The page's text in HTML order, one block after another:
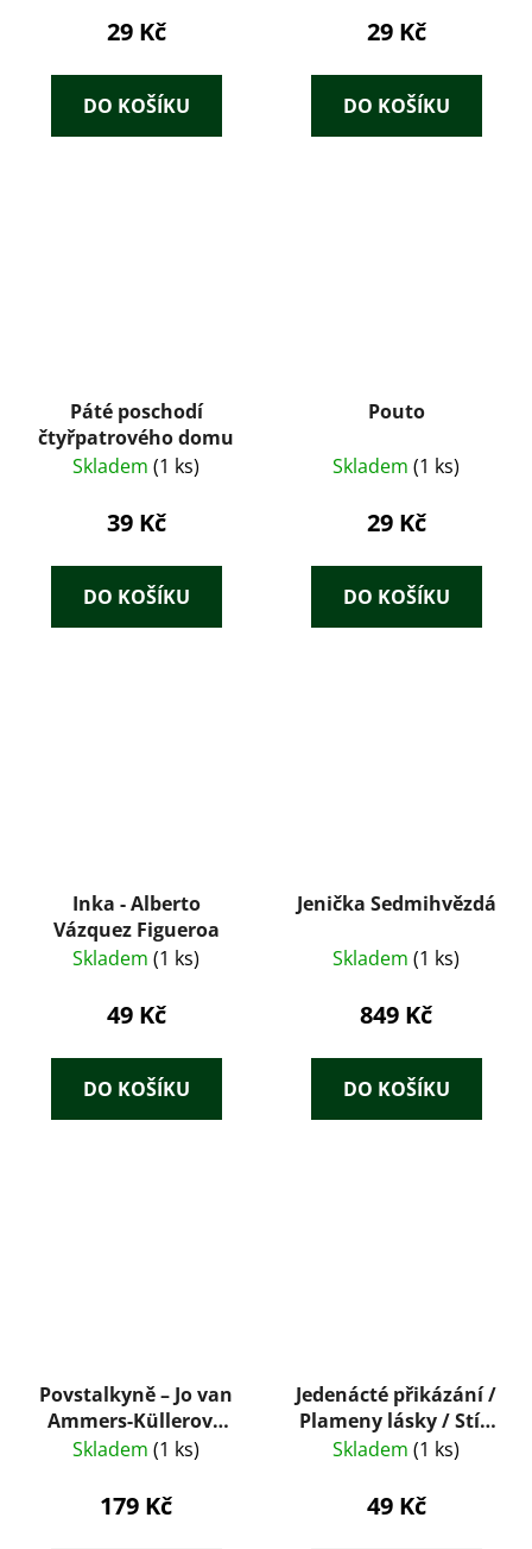
29 Kč
DO KOŠÍKU
29 Kč
DO KOŠÍKU
Páté poschodí
čtyřpatrového domu
Skladem (1 ks)
39 Kč
DO KOŠÍKU
Pouto
Skladem (1 ks)
29 Kč
DO KOŠÍKU
Inka - Alberto
Vázquez Figueroa
Skladem (1 ks)
49 Kč
DO KOŠÍKU
Jenička Sedmihvězdá
Skladem (1 ks)
849 Kč
DO KOŠÍKU
Povstalkyně – Jo van
Ammers-Küllerová
(1949)
Skladem (1 ks)
179 Kč
Jedenácté přikázání /
Plameny lásky / Stín
v písčinách / Dělej, že
Skladem (1 ks)
49 Kč